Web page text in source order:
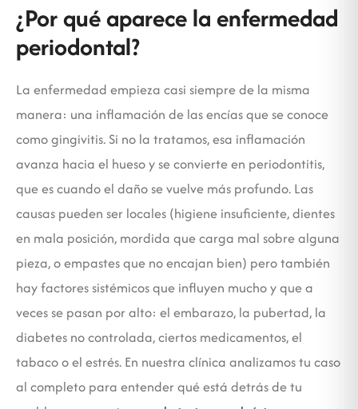
¿Por qué aparece la enfermedad
periodontal?
La enfermedad empieza casi siempre de la misma
manera: una inflamación de las encías que se conoce
como gingivitis. Si no la tratamos, esa inflamación
avanza hacia el hueso y se convierte en periodontitis,
que es cuando el daño se vuelve más profundo. Las
causas pueden ser locales (higiene insuficiente, dientes
en mala posición, mordida que carga mal sobre alguna
pieza, o empastes que no encajan bien) pero también
hay factores sistémicos que influyen mucho y que a
veces se pasan por alto: el embarazo, la pubertad, la
diabetes no controlada, ciertos medicamentos, el
tabaco o el estrés. En nuestra clínica analizamos tu caso
al completo para entender qué está detrás de tu